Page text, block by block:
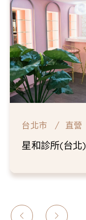
台北市 直營
星和診所(台北)